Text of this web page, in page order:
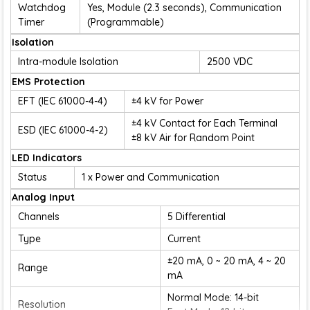
Watchdog
Timer
Yes, Module (2.3 seconds), Communication
(Programmable)
Isolation
Intra-module Isolation
2500 VDC
EMS Protection
EFT (IEC 61000-4-4)
±4 kV for Power
ESD (IEC 61000-4-2)
±4 kV Contact for Each Terminal
±8 kV Air for Random Point
LED Indicators
Status
1 x Power and Communication
Analog Input
Channels
5 Differential
Type
Current
Range
±20 mA, 0 ~ 20 mA, 4 ~ 20
mA
Resolution
Normal Mode: 14-bit